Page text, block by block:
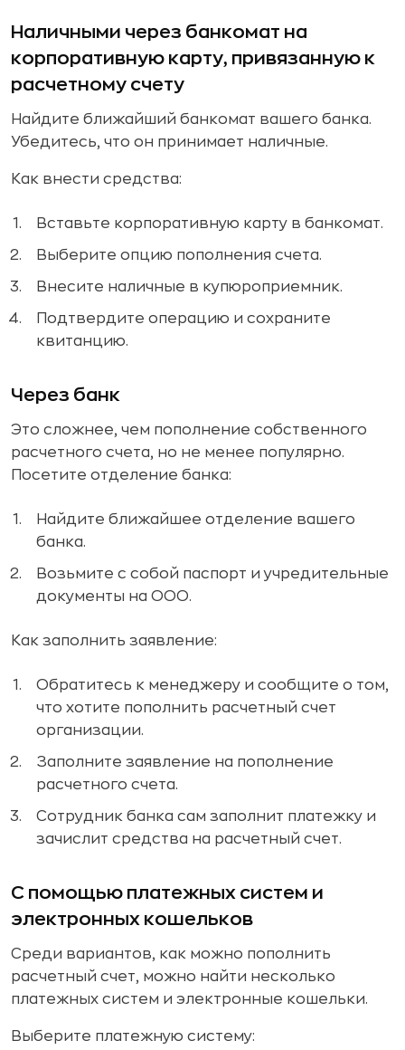
Наличными через банкомат на
корпоративную карту, привязанную к
расчетному счету
Найдите ближайший банкомат вашего банка.
Убедитесь, что он принимает наличные.
Как внести средства:
Вставьте корпоративную карту в банкомат.
Выберите опцию пополнения счета.
Внесите наличные в купюроприемник.
Подтвердите операцию и сохраните
квитанцию.
Через банк
Это сложнее, чем пополнение собственного
расчетного счета, но не менее популярно.
Посетите отделение банка:
Найдите ближайшее отделение вашего
банка.
Возьмите с собой паспорт и учредительные
документы на ООО.
Как заполнить заявление:
Обратитесь к менеджеру и сообщите о том,
что хотите пополнить расчетный счет
организации.
Заполните заявление на пополнение
расчетного счета.
Сотрудник банка сам заполнит платежку и
зачислит средства на расчетный счет.
С помощью платежных систем и
электронных кошельков
Среди вариантов, как можно пополнить
расчетный счет, можно найти несколько
платежных систем и электронные кошельки.
Выберите платежную систему: